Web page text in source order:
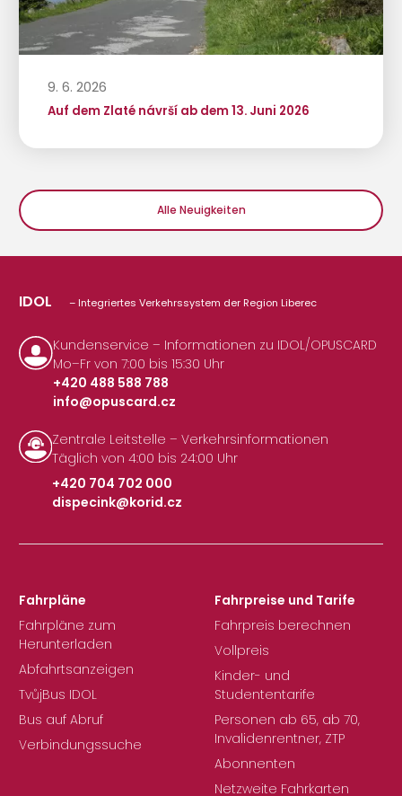
9. 6. 2026
Auf dem Zlaté návrší ab dem 13. Juni 2026
Alle Neuigkeiten
IDOL – Integriertes Verkehrssystem der Region Liberec
Kundenservice – Informationen zu IDOL/OPUSCARD
Mo–Fr von 7:00 bis 15:30 Uhr
+420 488 588 788
|
info@opuscard.cz
Zentrale Leitstelle – Verkehrsinformationen
Täglich von 4:00 bis 24:00 Uhr
+420 704 702 000
|
dispecink@korid.cz
Fahrpläne
Fahrpläne zum
Herunterladen
Abfahrtsanzeigen
TvůjBus IDOL
Bus auf Abruf
Verbindungssuche
Fahrpreise und Tarife
Fahrpreis berechnen
Vollpreis
Kinder- und
Studententarife
Personen ab 65, ab 70,
Invalidenrentner, ZTP
Abonnenten
Netzweite Fahrkarten